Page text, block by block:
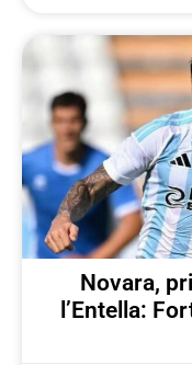
Novara,
l’Entella: